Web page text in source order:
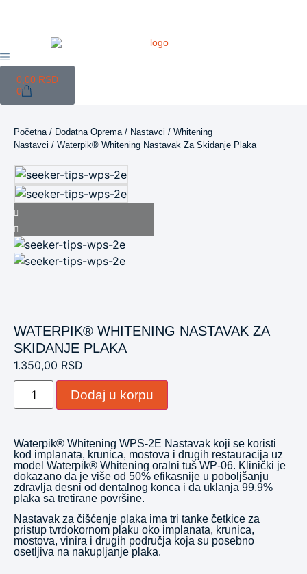
0,00 RSD
0
Početna/ Dodatna Oprema/ Nastavci / Whitening
Nastavci / Waterpik® Whitening Nastavak Za Skidanje Plaka
WATERPIK® WHITENING NASTAVAK ZA
SKIDANJE PLAKA
1.350,00 RSD
Dodaj u korpu
Waterpik® Whitening WPS-2E Nastavak koji se koristi
kod implanata, krunica, mostova i drugih restauracija uz
model Waterpik® Whitening oralni tuš WP-06. Klinički je
dokazano da je više od 50% efikasnije u poboljšanju
zdravlja desni od dentalnog konca i da uklanja 99,9%
plaka sa tretirane površine.
Nastavak za čišćenje plaka ima tri tanke četkice za
pristup tvrdokornom plaku oko implanata, krunica,
mostova, vinira i drugih područja koja su posebno
osetljiva na nakupljanje plaka.